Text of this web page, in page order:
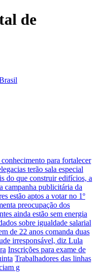
de
para fortalecer
terão sala especial
do que construir edifícios, a
campanha publicitária da
estão aptos a votar no 1º
preocupação dos
ainda estão sem energia
sobre igualdade salarial
de 22 anos comanda duas
irresponsável, diz Lula
Inscrições para exame de
Trabalhadores das linhas
g